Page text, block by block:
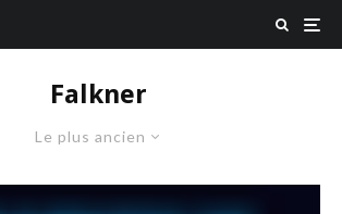
Falkner
Le plus ancien